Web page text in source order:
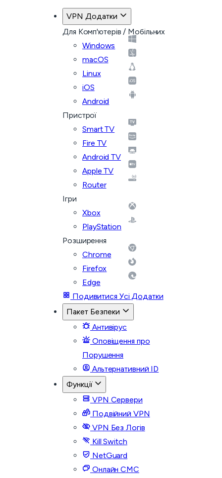
VPN Додатки
Для Комп'ютерів / Мобільних
Windows
macOS
Linux
iOS
Android
Пристрої
Smart TV
Fire TV
Android TV
Apple TV
Router
Ігри
Xbox
PlayStation
Розширення
Chrome
Firefox
Edge
Подивитися Усі Додатки
Пакет Безпеки
Антивірус
Оповіщення про
Порушення
Альтернативний ID
Функції
VPN Сервери
Подвійний VPN
VPN Без Логів
Kill Switch
NetGuard
Онлайн СМС